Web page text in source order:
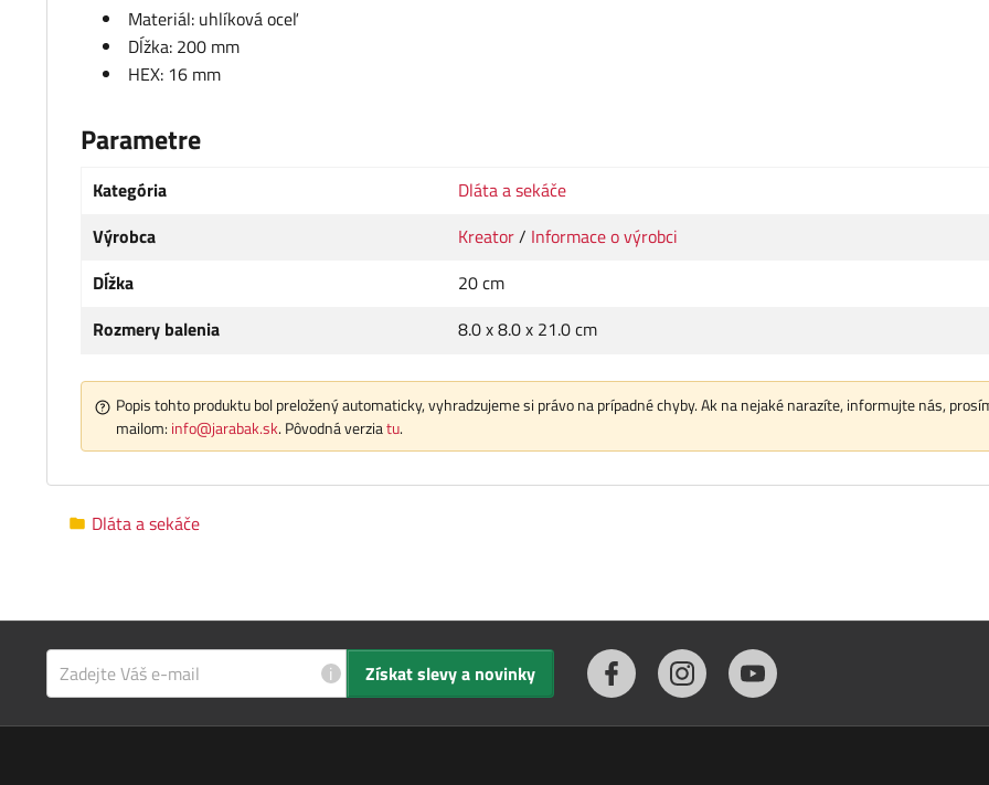
Materiál: uhlíková oceľ
Dĺžka: 200 mm
HEX: 16 mm
Parametre
Kategória
Dláta a sekáče
Výrobca
Kreator/ Informace o výrobci
Dĺžka
20 cm
Rozmery balenia
8.0 x 8.0 x 21.0 cm
Popis tohto produktu bol preložený automaticky, vyhradzujeme si právo na prípadné chyby. Ak na nejaké narazíte, informujte nás,
mailom: info@jarabak.sk. Pôvodná verziatu.
Dláta a sekáče
i Získat slevy a novinky